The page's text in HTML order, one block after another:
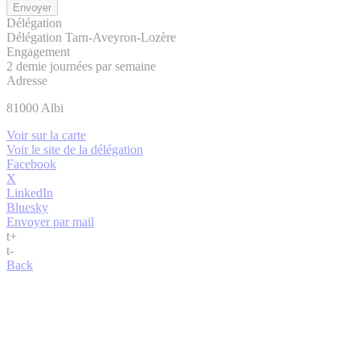
Délégation
Délégation Tarn-Aveyron-Lozère
Engagement
2 demie journées par semaine
Adresse
81000 Albi
Voir sur la carte
Voir le site de la délégation
Facebook
X
LinkedIn
Bluesky
Envoyer par mail
t+
t-
Back